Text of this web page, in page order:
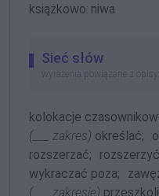
książkowo: niwa
Sieć słów
wyrażenia powiązane z
kolokacje
(___ zakres) określać;
rozszerzać;
wykraczać poza;
(___ zakresie)